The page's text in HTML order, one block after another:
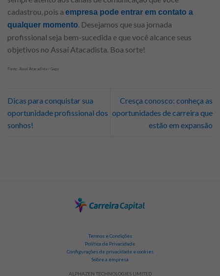
cadastrou, pois a empresa pode entrar em contato a
qualquer momento . Desejamos que sua jornada
profissional seja bem-sucedida e que você alcance seus
objetivos no Assaí Atacadista. Boa sorte!
Fonte: Assaí Atacadista / Gupy
Dicas para conquistar sua
oportunidade profissional dos
sonhos!
Cresça conosco: conheça as
oportunidades de carreira que
estão em expansão
Termos e Condições
Política de Privacidade
Configurações de privacidade e cookies
Sobre a empresa
ALPHAZEN TECHNOLOGIES LIMITED